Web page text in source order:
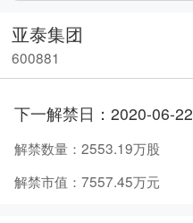
亚泰集团
600881
下一解禁日： 2020-06-22
解禁数量： 2553.19万股
解禁市值： 7557.45万元